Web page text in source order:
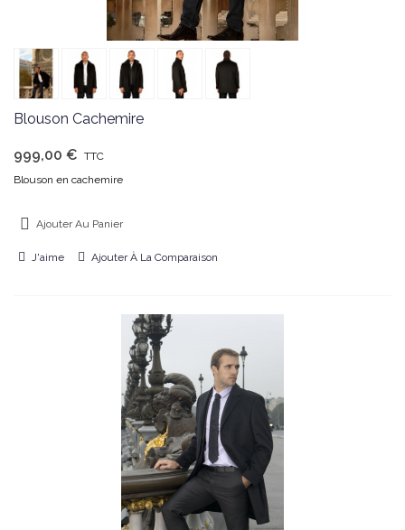
Blouson Cachemire
999,00 € TTC
Blouson en cachemire
Ajouter Au Panier
J'aime Ajouter À La Comparaison